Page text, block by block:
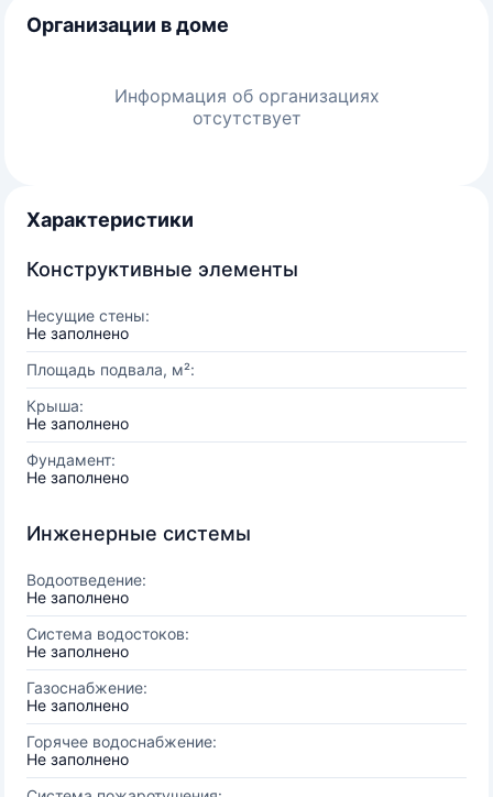
Организации в доме
Информация об организациях
отсутствует
Характеристики
Конструктивные элементы
Несущие стены:
Не заполнено
Площадь подвала, м²:
Крыша:
Не заполнено
Фундамент:
Не заполнено
Инженерные системы
Водоотведение:
Не заполнено
Система водостоков:
Не заполнено
Газоснабжение:
Не заполнено
Горячее водоснабжение:
Не заполнено